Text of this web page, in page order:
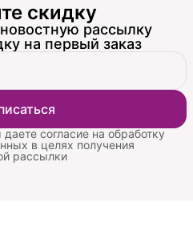
скидку
рассылку
на первый заказ
согласие на обработку
в целях получения
рассылки